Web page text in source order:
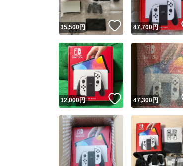
35,500円 いいね！
47,700円
32,000円 いいね！
47,300円